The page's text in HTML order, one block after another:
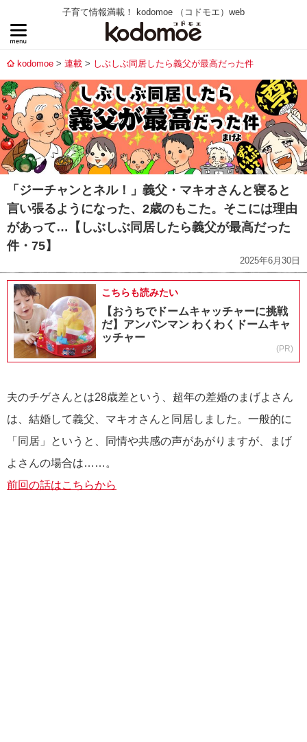
子育て情報満載！ kodomoe （コドモエ）web
kodomoe 連載 しぶしぶ同居したら義父が最高だった件
「ジーチャンとネル！」義父・マキオさんと寝ると
言い張るようになった、2歳のもこた。そこには理由
があって…【しぶしぶ同居したら義父が最高だった
件・75】
2025年6月30日
こちらも読みたい
【おうちでドームキャッチャーに挑戦
だ】アンパンマン わくわくドームキャ
ッチャー
(PR)
夫のチゲさんとは28歳差という、超年の差婚のまげよさん
は、結婚して義父、マキオさんと同居しました。一般的に
「同居」というと、同情や共感の声があがりますが、まげ
よさんの場合は……。
前回の話はこちらから